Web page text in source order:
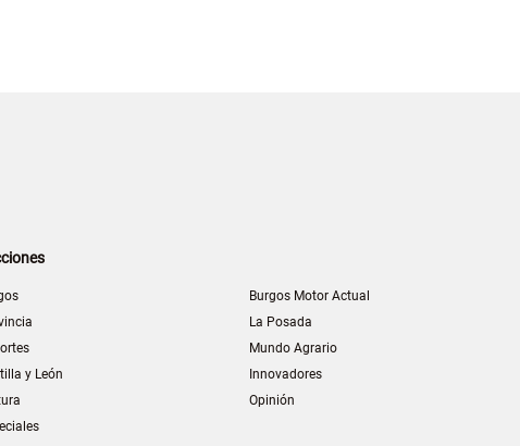
y León
Burgos Motor Actual
La Posada
Mundo Agrario
Innovadores
Opinión